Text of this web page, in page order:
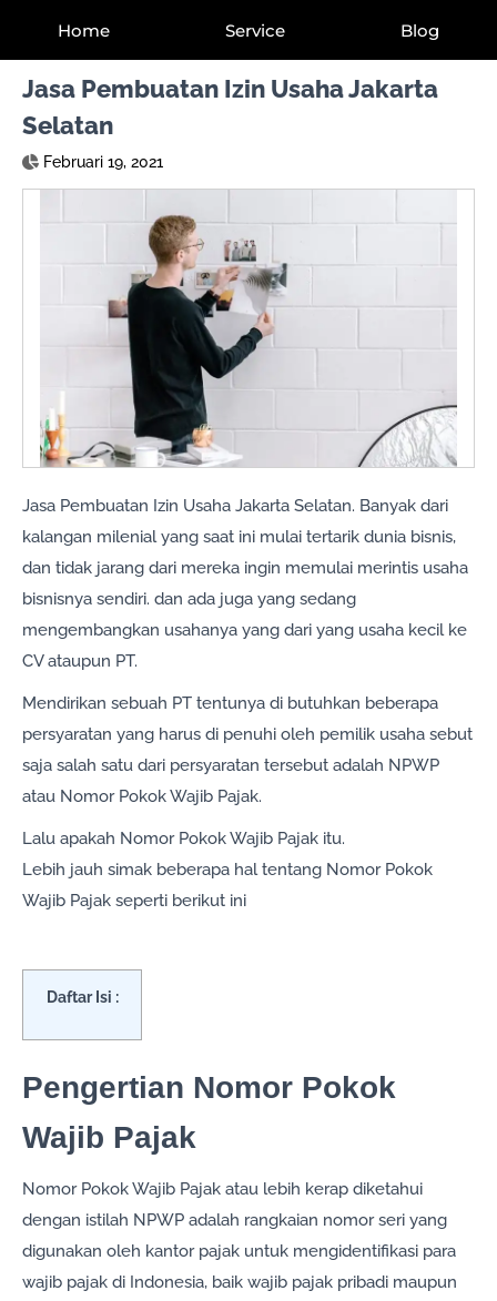
Home Service Blog
Jasa Pembuatan Izin Usaha Jakarta
Selatan
Februari 19, 2021
Jasa Pembuatan Izin Usaha Jakarta Selatan. Banyak dari
kalangan milenial yang saat ini mulai tertarik dunia bisnis,
dan tidak jarang dari mereka ingin memulai merintis usaha
bisnisnya sendiri. dan ada juga yang sedang
mengembangkan usahanya yang dari yang usaha kecil ke
CV ataupun PT.
Mendirikan sebuah PT tentunya di butuhkan beberapa
persyaratan yang harus di penuhi oleh pemilik usaha sebut
saja salah satu dari persyaratan tersebut adalah NPWP
atau Nomor Pokok Wajib Pajak.
Lalu apakah Nomor Pokok Wajib Pajak itu.
Lebih jauh simak beberapa hal tentang Nomor Pokok
Wajib Pajak seperti berikut ini
Daftar Isi :
Pengertian Nomor Pokok
Wajib Pajak
Nomor Pokok Wajib Pajak atau lebih kerap diketahui
dengan istilah NPWP adalah rangkaian nomor seri yang
digunakan oleh kantor pajak untuk mengidentifikasi para
wajib pajak di Indonesia, baik wajib pajak pribadi maupun